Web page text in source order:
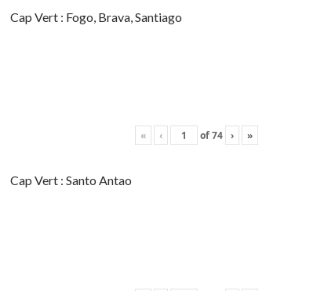
Cap Vert : Fogo, Brava, Santiago
« ‹ of74 › »
Cap Vert : Santo Antao